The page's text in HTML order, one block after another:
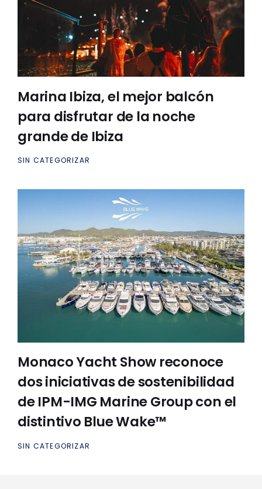
Marina Ibiza, el mejor balcón
para disfrutar de la noche
grande de Ibiza
SIN CATEGORIZAR
Monaco Yacht Show reconoce
dos iniciativas de sostenibilidad
de IPM-IMG Marine Group con el
distintivo Blue Wake™
SIN CATEGORIZAR